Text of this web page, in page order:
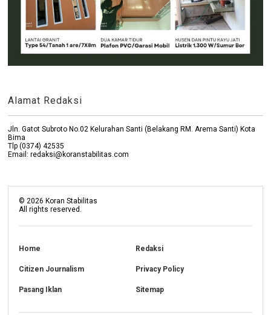
Alamat Redaksi
Jln. Gatot Subroto No.02 Kelurahan Santi (Belakang RM. Arema Santi) Kota
Bima
Tlp (0374) 42535
Email: redaksi@koranstabilitas.com
©2026 Koran Stabilitas
All rights reserved.
Home Redaksi
Citizen Journalism Privacy Policy
Pasang Iklan Sitemap